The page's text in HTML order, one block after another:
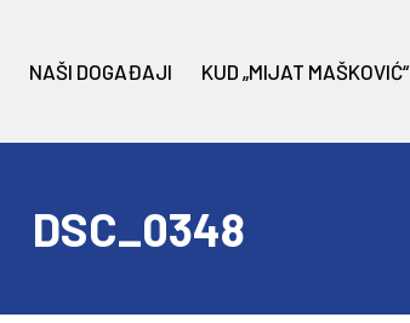
NAŠI DOGAĐAJI KUD „MIJAT MAŠKOVIĆ“
DSC_0348